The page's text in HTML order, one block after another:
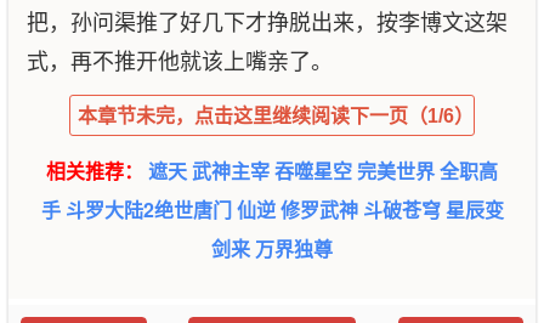
把，孙问渠推了好几下才挣脱出来，按李博文这架
式，再不推开他就该上嘴亲了。
本章节未完，点击这里继续阅读下一页（1/6）
相关推荐： 遮天武神主宰吞噬星空 完美世界全职高
手 斗罗大陆2绝世唐门仙逆修罗武神 斗破苍穹星辰变
剑来 万界独尊